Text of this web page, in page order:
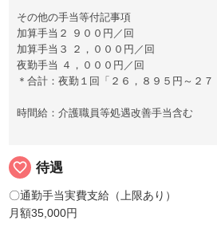
その他の手当等付記事項
加算手当２ ９００円／回
加算手当３ ２，０００円／回
夜勤手当 ４，０００円／回
＊合計：夜勤１回「２６，８９５円～２７
時間給：介護職員等処遇改善手当含む
favorite_border 待遇
〇通勤手当実費支給（上限あり）
月額35,000円